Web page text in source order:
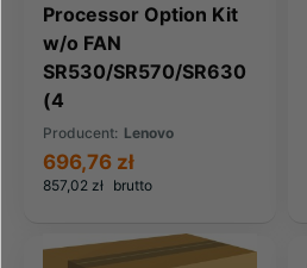
Processor Option Kit
w/o FAN
SR530/SR570/SR630
(4
Producent: Lenovo
857,02 zł brutto
696,76 zł